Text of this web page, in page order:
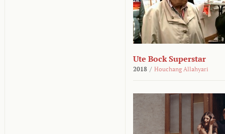
Ute Bock Superstar
2018 / Houchang Allahyari